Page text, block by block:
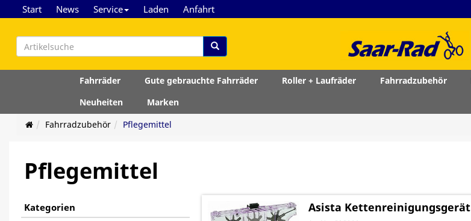
Start News Service Laden Anfahrt
Fahrräder Gute gebrauchte Fahrräder Roller + Laufräder Fahrradzubehör
Neuheiten
Marken
Fahrradzubehör
Pflegemittel
Pflegemittel
Kategorien Asista Kettenreinigungsgerät